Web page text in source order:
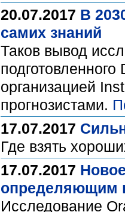
20.07.2017 В
самих знаний
Таков вывод
организацией
прогнозистами.
17.07.2017
Где взять
17.07.2017
определяющим
Исследование